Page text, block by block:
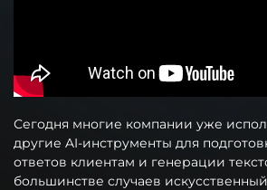
Сегодня многие компании уже
другие AI-инструменты для
ответов клиентам и генерации
большинстве случаев